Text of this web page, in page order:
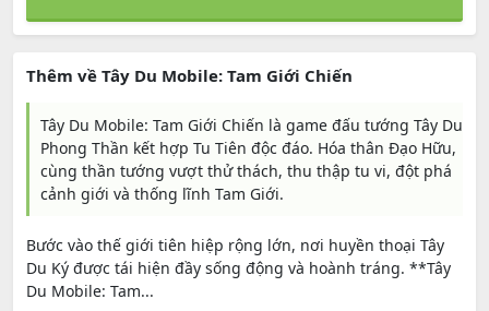
Thêm về Tây Du Mobile: Tam Giới Chiến
Tây Du Mobile: Tam Giới Chiến là game đấu tướng Tây Du
Phong Thần kết hợp Tu Tiên độc đáo. Hóa thân Đạo Hữu,
cùng thần tướng vượt thử thách, thu thập tu vi, đột phá
cảnh giới và thống lĩnh Tam Giới.
Bước vào thế giới tiên hiệp rộng lớn, nơi huyền thoại Tây
Du Ký được tái hiện đầy sống động và hoành tráng. **Tây
Du Mobile: Tam...